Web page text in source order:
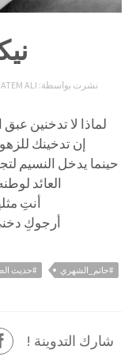
نشرت بواسطة: ALI
لماذا لا تدخنين
إن تدخينك
حينما يدخل النسيم
العائد
أنتِ
أرجوكِ
#حاتم_الشهري #حديث
شارك التدوينة !